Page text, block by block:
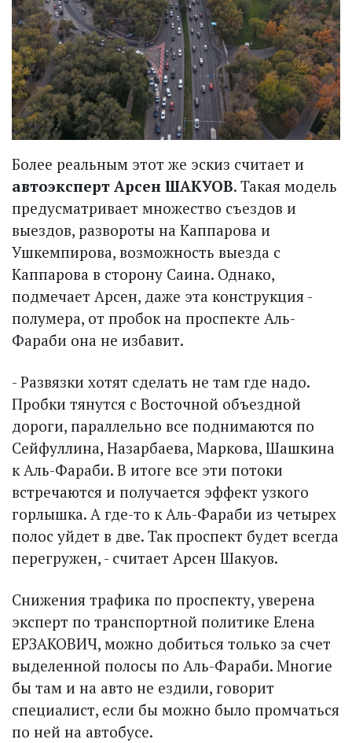
Более реальным этот же эскиз считает и
автоэксперт Арсен ШАКУОВ. Такая модель
предусматривает множество съездов и
выездов, развороты на Каппарова и
Ушкемпирова, возможность выезда с
Каппарова в сторону Саина. Однако,
подмечает Арсен, даже эта конструкция -
полумера, от пробок на проспекте Аль-
Фараби она не избавит.
- Развязки хотят сделать не там где надо.
Пробки тянутся с Восточной объездной
дороги, параллельно все поднимаются по
Сейфуллина, Назарбаева, Маркова, Шашкина
к Аль-Фараби. В итоге все эти потоки
встречаются и получается эффект узкого
горлышка. А где-то к Аль-Фараби из четырех
полос уйдет в две. Так проспект будет всегда
перегружен, - считает Арсен Шакуов.
Снижения трафика по прос­пекту, уверена
эксперт по транспортной политике Елена
ЕРЗАКОВИЧ, можно добиться только за счет
выделенной полосы по Аль-Фараби. Многие
бы там и на авто не ездили, говорит
специалист, если бы можно было промчаться
по ней на автобусе.